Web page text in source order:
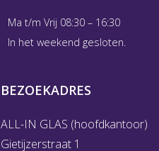
Ma t/m Vrij 08:30 – 16:30
In het weekend gesloten.
BEZOEKADRES
ALL-IN GLAS (hoofdkantoor)
Gietijzerstraat 1